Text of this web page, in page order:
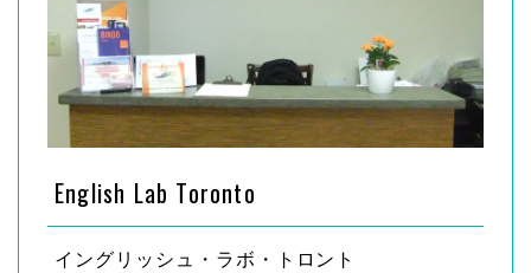
English Lab Toronto
イングリッシュ・ラボ・トロント